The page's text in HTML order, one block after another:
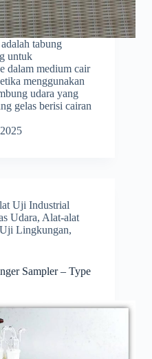
tabung
untuk
dalam medium cair
menggunakan
udara yang
gelas berisi cairan
Uji Industrial
Udara, Alat-alat
Lingkungan,
Sampler – Type